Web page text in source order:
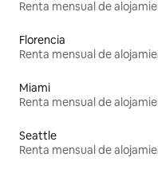
Florencia
Miami
Seattle